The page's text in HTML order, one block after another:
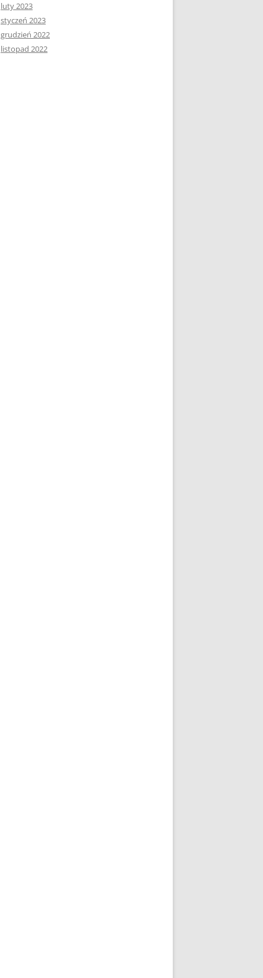
luty 2023
styczeń 2023
grudzień 2022
listopad 2022